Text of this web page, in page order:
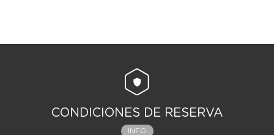
CONDICIONES DE RESERVA
INFO